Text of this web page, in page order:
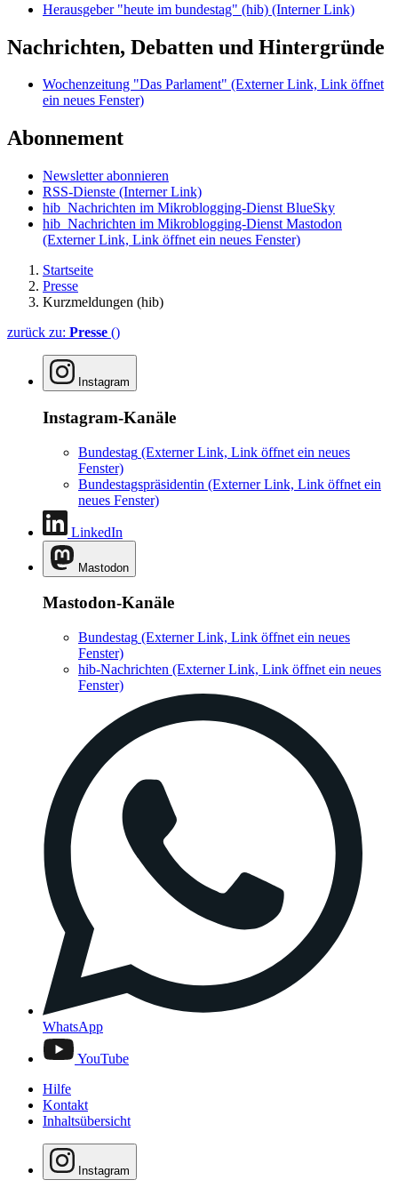
Herausgeber "heute im bundestag" (hib) (Interner Link)
Nachrichten, Debatten und Hintergründe
Wochenzeitung "Das Parlament" (Externer Link, Link öffnet
ein neues Fenster)
Abonnement
Newsletter abonnieren
RSS-Dienste (Interner Link)
hib_Nachrichten im Mikroblogging-Dienst BlueSky
hib_Nachrichten im Mikroblogging-Dienst Mastodon
(Externer Link, Link öffnet ein neues Fenster)
Startseite
Presse
Kurzmeldungen (hib)
zurück zu: Presse ()
Instagram
Instagram-Kanäle
Bundestag (Externer Link, Link öffnet ein neues
Fenster)
Bundestagspräsidentin (Externer Link, Link öffnet ein
neues Fenster)
LinkedIn
Mastodon
Mastodon-Kanäle
Bundestag (Externer Link, Link öffnet ein neues
Fenster)
hib-Nachrichten (Externer Link, Link öffnet ein neues
Fenster)
WhatsApp
YouTube
Hilfe
Kontakt
Inhaltsübersicht
Instagram